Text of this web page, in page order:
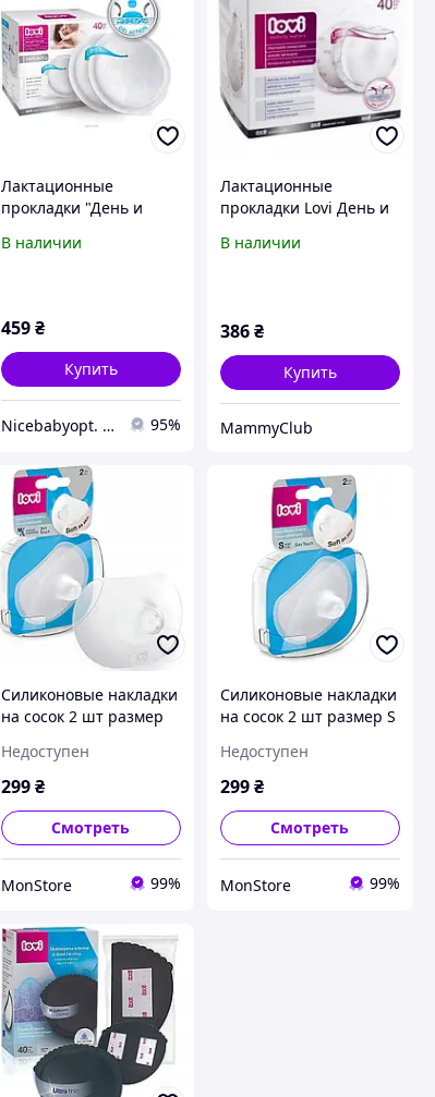
Лактационные
прокладки "День и
В наличии
459 ₴
Купить
Nicebabyopt. Інтернет магазин дитячих товарів 95%
Лактационные
прокладки Lovi День и
В наличии
386₴
Купить
MammyClub
Силиконовые накладки
на сосок 2 шт размер
(5903407056067)
Недоступен
299 ₴
Смотреть
MonStore 99%
Силиконовые накладки
на сосок 2 шт размер S
(5903407056050)
Недоступен
299₴
Смотреть
MonStore 99%